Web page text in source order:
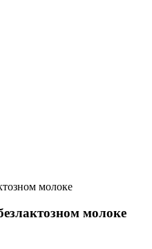
молоке